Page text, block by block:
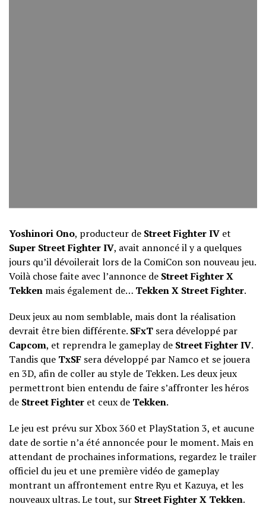
Yoshinori Ono, producteur de Street Fighter IV et
Super Street Fighter IV, avait annoncé il y a quelques
jours qu’il dévoilerait lors de la ComiCon son nouveau jeu.
Voilà chose faite avec l’annonce de Street Fighter X
Tekken mais également de… Tekken X Street Fighter.
Deux jeux au nom semblable, mais dont la réalisation
devrait être bien différente. SFxT sera développé par
Capcom, et reprendra le gameplay de Street Fighter IV.
Tandis que TxSF sera développé par Namco et se jouera
en 3D, afin de coller au style de Tekken. Les deux jeux
permettront bien entendu de faire s’affronter les héros
de Street Fighter et ceux de Tekken.
Le jeu est prévu sur Xbox 360 et PlayStation 3, et aucune
date de sortie n’a été annoncée pour le moment. Mais en
attendant de prochaines informations, regardez le trailer
officiel du jeu et une première vidéo de gameplay
montrant un affrontement entre Ryu et Kazuya, et les
nouveaux ultras. Le tout, sur Street Fighter X Tekken.